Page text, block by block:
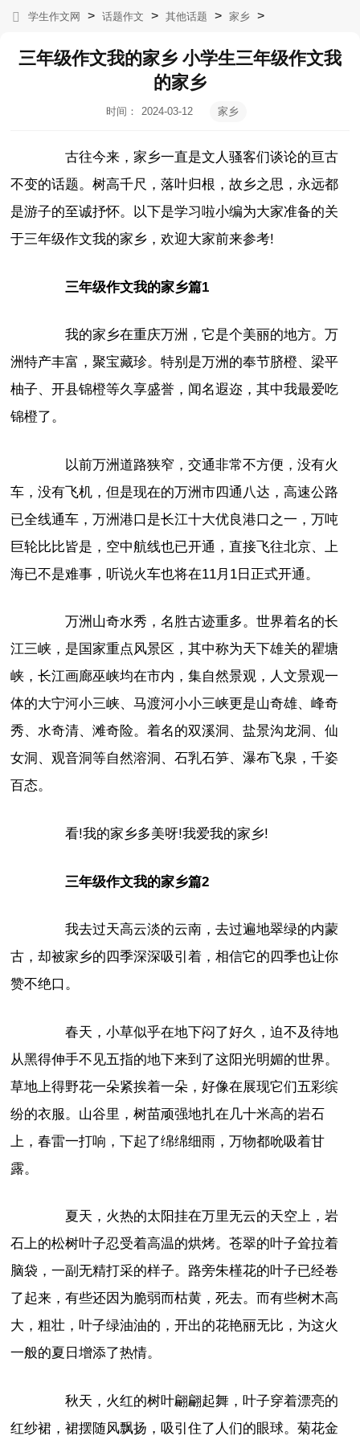
学生作文网 > 话题作文 > 其他话题 > 家乡 >
三年级作文我的家乡 小学生三年级作文我
的家乡
时间：
2024-03-12
家乡
古往今来，家乡一直是文人骚客们谈论的亘古
不变的话题。树高千尺，落叶归根，故乡之思，永远都
是游子的至诚抒怀。以下是学习啦小编为大家准备的关
于三年级作文我的家乡，欢迎大家前来参考!
三年级作文我的家乡篇1
我的家乡在重庆万洲，它是个美丽的地方。万
洲特产丰富，聚宝藏珍。特别是万洲的奉节脐橙、梁平
柚子、开县锦橙等久享盛誉，闻名遐迩，其中我最爱吃
锦橙了。
以前万洲道路狭窄，交通非常不方便，没有火
车，没有飞机，但是现在的万洲市四通八达，高速公路
已全线通车，万洲港口是长江十大优良港口之一，万吨
巨轮比比皆是，空中航线也已开通，直接飞往北京、上
海已不是难事，听说火车也将在11月1日正式开通。
万洲山奇水秀，名胜古迹重多。世界着名的长
江三峡，是国家重点风景区，其中称为天下雄关的瞿塘
峡，长江画廊巫峡均在市内，集自然景观，人文景观一
体的大宁河小三峡、马渡河小小三峡更是山奇雄、峰奇
秀、水奇清、滩奇险。着名的双溪洞、盐景沟龙洞、仙
女洞、观音洞等自然溶洞、石乳石笋、瀑布飞泉，千姿
百态。
看!我的家乡多美呀!我爱我的家乡!
三年级作文我的家乡篇2
我去过天高云淡的云南，去过遍地翠绿的内蒙
古，却被家乡的四季深深吸引着，相信它的四季也让你
赞不绝口。
春天，小草似乎在地下闷了好久，迫不及待地
从黑得伸手不见五指的地下来到了这阳光明媚的世界。
草地上得野花一朵紧挨着一朵，好像在展现它们五彩缤
纷的衣服。山谷里，树苗顽强地扎在几十米高的岩石
上，春雷一打响，下起了绵绵细雨，万物都吮吸着甘
露。
夏天，火热的太阳挂在万里无云的天空上，岩
石上的松树叶子忍受着高温的烘烤。苍翠的叶子耸拉着
脑袋，一副无精打采的样子。路旁朱槿花的叶子已经卷
了起来，有些还因为脆弱而枯黄，死去。而有些树木高
大，粗壮，叶子绿油油的，开出的花艳丽无比，为这火
一般的夏日增添了热情。
秋天，火红的树叶翩翩起舞，叶子穿着漂亮的
红纱裙，裙摆随风飘扬，吸引住了人们的眼球。菊花金